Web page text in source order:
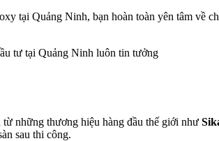
tại Quảng Ninh, bạn hoàn toàn yên tâm về
tư tại Quảng Ninh luôn tin tưởng
những thương hiệu hàng đầu thế giới như
sau thi công.